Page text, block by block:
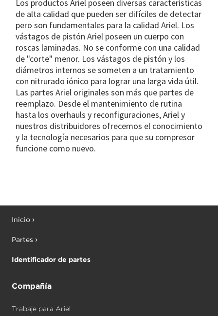
Bloques de
distribución
precisión garantizan que los bloques
de distribución Ariel cumplan con los
valores de tolerancias críticas. Las
válvulas divisoras y las placas base
pueden ser identificadas fácilmente
ya que poseen el logotipo de Ariel y
el número de parte grabados con
láser.
Los productos Ariel poseen diversas características
de alta calidad que pueden ser difíciles de detectar
pero son fundamentales para la calidad Ariel. Los
vástagos de pistón Ariel poseen un cuerpo con
roscas laminadas. No se conforme con una calidad
de "corte" menor. Los vástagos de pistón y los
diámetros internos se someten a un tratamiento
con nitrurado iónico para lograr una larga vida útil.
Las partes Ariel originales son más que partes de
reemplazo. Desde el mantenimiento de rutina
hasta los overhauls y reconfiguraciones, Ariel y
nuestros distribuidores ofrecemos el conocimiento
y la tecnología necesarios para que su compresor
funcione como nuevo.
Inicio
Partes
Identificador de partes
Compañía
Trabaje para Ariel